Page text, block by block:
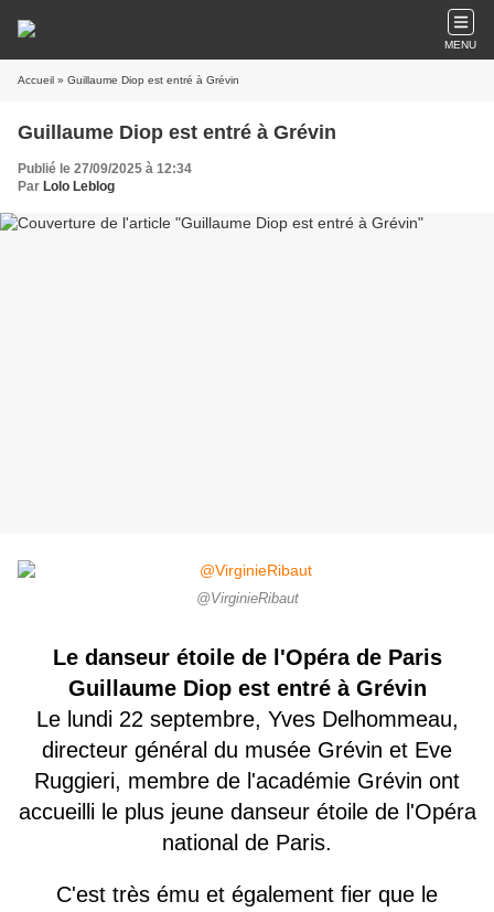
MENU
Accueil » Guillaume Diop est entré à Grévin
Guillaume Diop est entré à Grévin
Publié le 27/09/2025 à 12:34
Par Lolo Leblog
@VirginieRibaut
Le danseur étoile de l'Opéra de Paris
Guillaume Diop est entré à Grévin
Le lundi 22 septembre, Yves Delhommeau,
directeur général du musée Grévin et Eve
Ruggieri, membre de l'académie Grévin ont
accueilli le plus jeune danseur étoile de l'Opéra
national de Paris.
C'est très ému et également fier que le